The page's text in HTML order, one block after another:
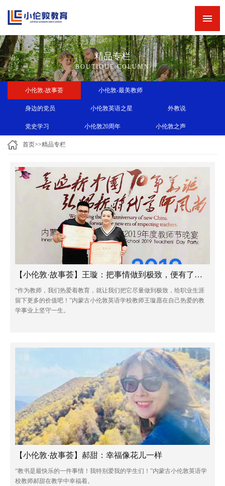
新闻中心
精品专栏
精品课程
英语角
诚聘英才
联系我们
小伦敦教学四大优势
精品专栏
BOUTIQUE COLUMN
小伦敦-故事荟 小伦敦-最美教师
身边的党员 小伦敦英语之星 外教说
党史学习 小伦敦20周年 小伦敦之声
首页>>精品专栏
【小伦敦·故事荟】王璇：把事情做到极致，便有了价值
“作为教师，我们热爱着教育，就让我们把它尽量做到极致，给职业生涯
留下更多的价值吧！”内蒙古小伦敦英语学校教师王璇愿在自己热爱的教
学事业上坚守一生。
【小伦敦·故事荟】郝甜：幸福像花儿一样
“教书是最快乐的一件事情！我特别爱我的学生们！”内蒙古小伦敦英语学
校教师郝甜在教学中幸福着。